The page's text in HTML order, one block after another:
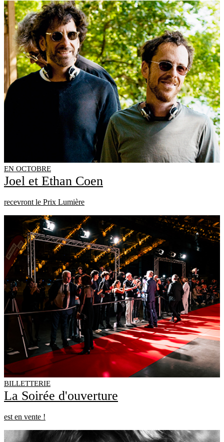
EN OCTOBRE
Joel et Ethan Coen
recevront le Prix Lumière
BILLETTERIE
La Soirée d'ouverture
est en vente !